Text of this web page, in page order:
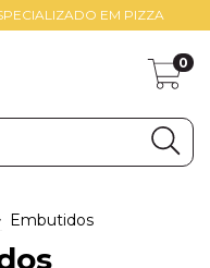
EM PIZZA
0
Embutidos